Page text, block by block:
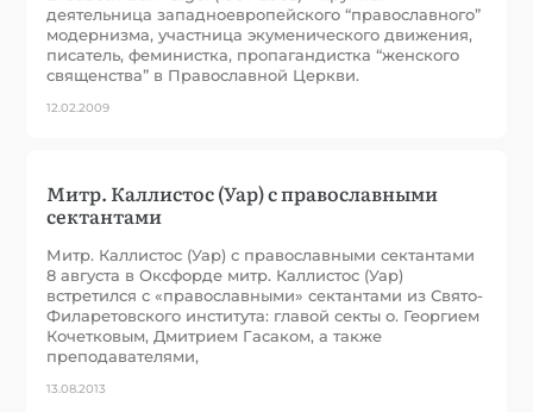
деятельница западноевропейского “православного”
модернизма, участница экуменического движения,
писатель, феминистка, пропагандистка “женского
священства” в Православной Церкви.
12.02.2009
Митр. Каллистос (Уар) с православными
сектантами
Митр. Каллистос (Уар) с православными сектантами
8 августа в Оксфорде митр. Каллистос (Уар)
встретился с «православными» сектантами из Свято-
Филаретовского института: главой секты о. Георгием
Кочетковым, Дмитрием Гасаком, а также
преподавателями,
13.08.2013